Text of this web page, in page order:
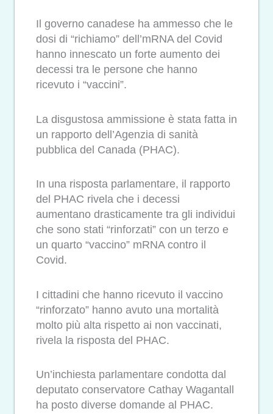
Il governo canadese ha ammesso che le
dosi di “richiamo” dell’mRNA del Covid
hanno innescato un forte aumento dei
decessi tra le persone che hanno
ricevuto i “vaccini”.
La disgustosa ammissione è stata fatta in
un rapporto dell’Agenzia di sanità
pubblica del Canada (PHAC).
In una risposta parlamentare, il rapporto
del PHAC rivela che i decessi
aumentano drasticamente tra gli individui
che sono stati “rinforzati” con un terzo e
un quarto “vaccino” mRNA contro il
Covid.
I cittadini che hanno ricevuto il vaccino
“rinforzato” hanno avuto una mortalità
molto più alta rispetto ai non vaccinati,
rivela la risposta del PHAC.
Un’inchiesta parlamentare condotta dal
deputato conservatore Cathay Wagantall
ha posto diverse domande al PHAC.